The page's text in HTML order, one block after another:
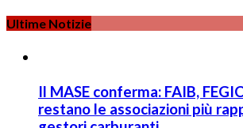
Ultime Notizie
Il MASE conferma: FAIB,
restano le associazioni più